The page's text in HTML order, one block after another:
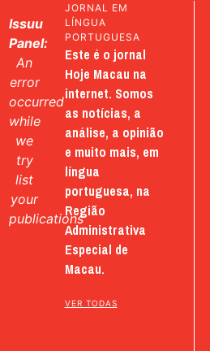
Issuu
Panel:
An
error
occurred
while
we
try
list
your
publications
JORNAL EM
LÍNGUA
PORTUGUESA
Este é o jornal
Hoje Macau na
internet. Somos
as notícias, a
análise, a opinião
e muito mais, em
língua
portuguesa, na
Região
Administrativa
Especial de
Macau.
VER TODAS